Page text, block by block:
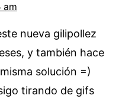
am
nueva gilipollez
y también hace
solución =)
tirando de gifs